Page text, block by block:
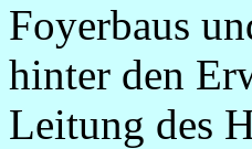
Foyerbaus
hinter den
Leitung des